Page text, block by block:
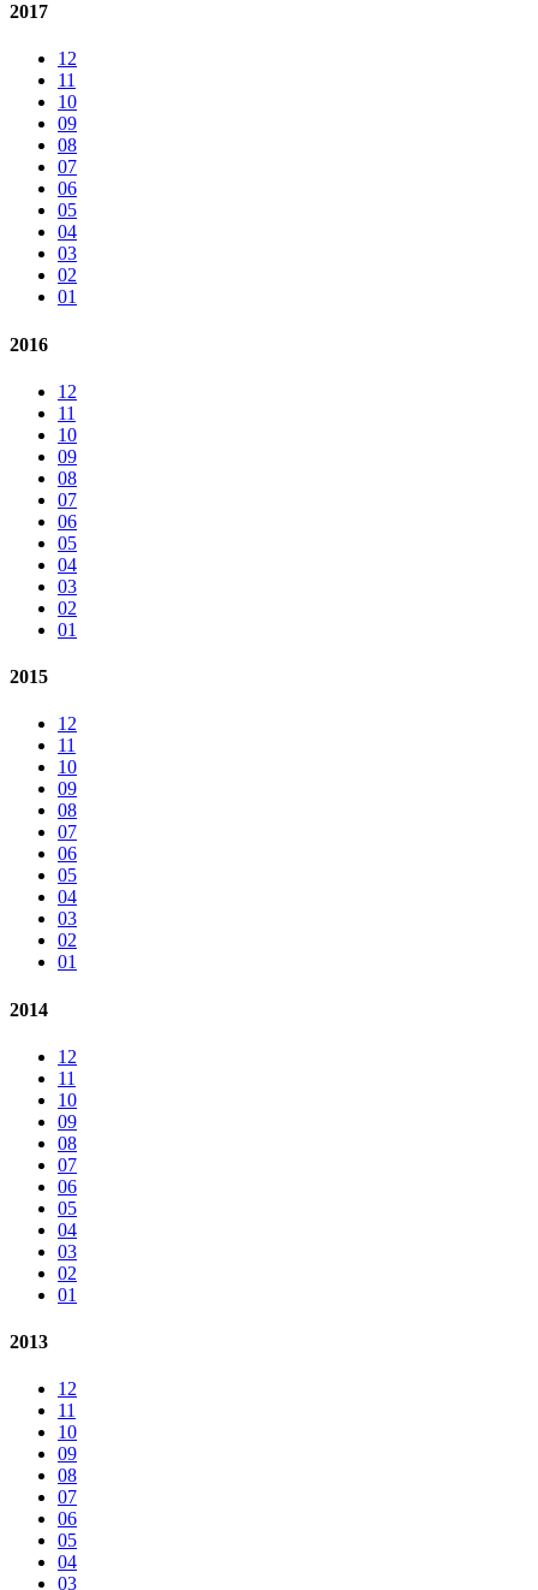
2017
12
11
10
09
08
07
06
05
04
03
02
01
2016
12
11
10
09
08
07
06
05
04
03
02
01
2015
12
11
10
09
08
07
06
05
04
03
02
01
2014
12
11
10
09
08
07
06
05
04
03
02
01
2013
12
11
10
09
08
07
06
05
04
03